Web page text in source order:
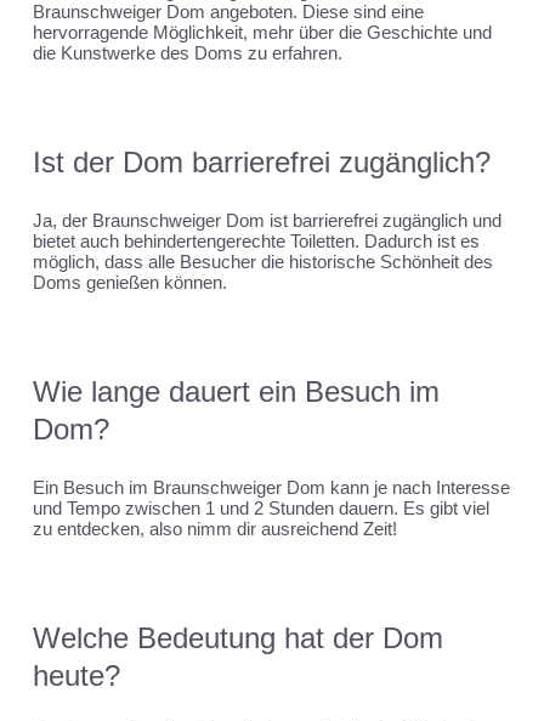
Braunschweiger Dom angeboten. Diese sind eine
hervorragende Möglichkeit, mehr über die Geschichte und
die Kunstwerke des Doms zu erfahren.
Ist der Dom barrierefrei zugänglich?
Ja, der Braunschweiger Dom ist barrierefrei zugänglich und
bietet auch behindertengerechte Toiletten. Dadurch ist es
möglich, dass alle Besucher die historische Schönheit des
Doms genießen können.
Wie lange dauert ein Besuch im
Dom?
Ein Besuch im Braunschweiger Dom kann je nach Interesse
und Tempo zwischen 1 und 2 Stunden dauern. Es gibt viel
zu entdecken, also nimm dir ausreichend Zeit!
Welche Bedeutung hat der Dom
heute?